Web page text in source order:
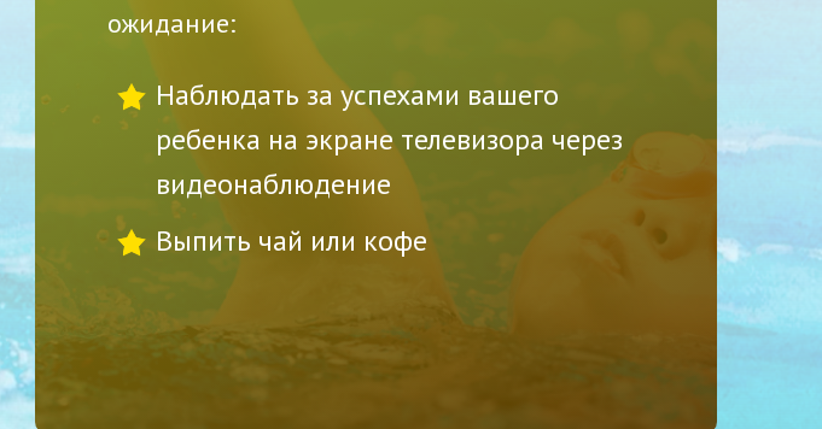
ожидание:
Наблюдать за успехами вашего
ребенка на экране телевизора через
видеонаблюдение
Выпить чай или кофе